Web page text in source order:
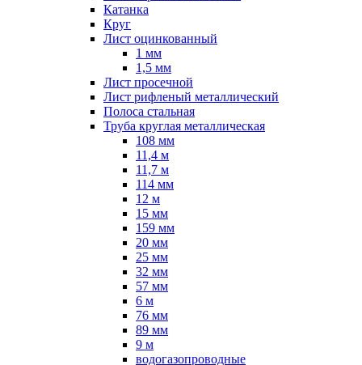
Катанка
Круг
Лист оцинкованный
1 мм
1,5 мм
Лист просечной
Лист рифленый металлический
Полоса стальная
Труба круглая металлическая
108 мм
11,4 м
11,7 м
114 мм
12 м
15 мм
159 мм
20 мм
25 мм
32 мм
57 мм
6 м
76 мм
89 мм
9 м
водогазопроводные